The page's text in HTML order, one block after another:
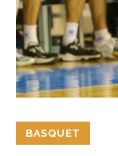
BASQUET